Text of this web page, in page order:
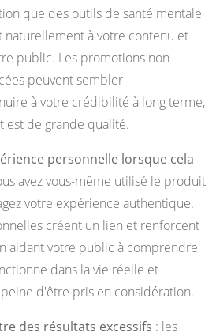
que des outils de santé mentale
à votre contenu et
public. Les promotions non
peuvent sembler
à votre crédibilité à long terme,
est de grande qualité.
personnelle lorsque cela
avez vous-même utilisé le produit
votre expérience authentique.
créent un lien et renforcent
aidant votre public à comprendre
dans la vie réelle et
d'être pris en considération.
des résultats excessifs : les